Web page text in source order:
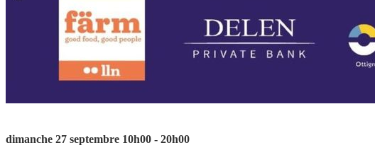
dimanche 27 septembre 10h00 - 20h00